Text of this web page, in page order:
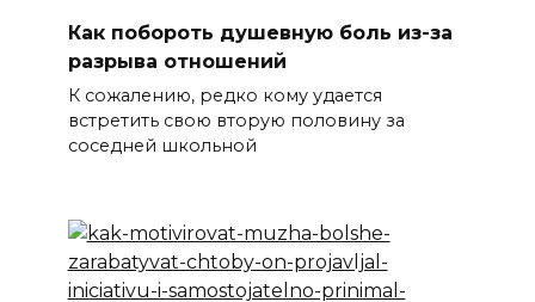
Как побороть душевную боль из-за
разрыва отношений
К сожалению, редко кому удается
встретить свою вторую половину за
соседней школьной